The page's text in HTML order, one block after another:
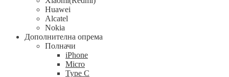
Huawei
Alcatel
Nokia
Дополнителна опрема
Полначи
iPhone
Micro
Type C